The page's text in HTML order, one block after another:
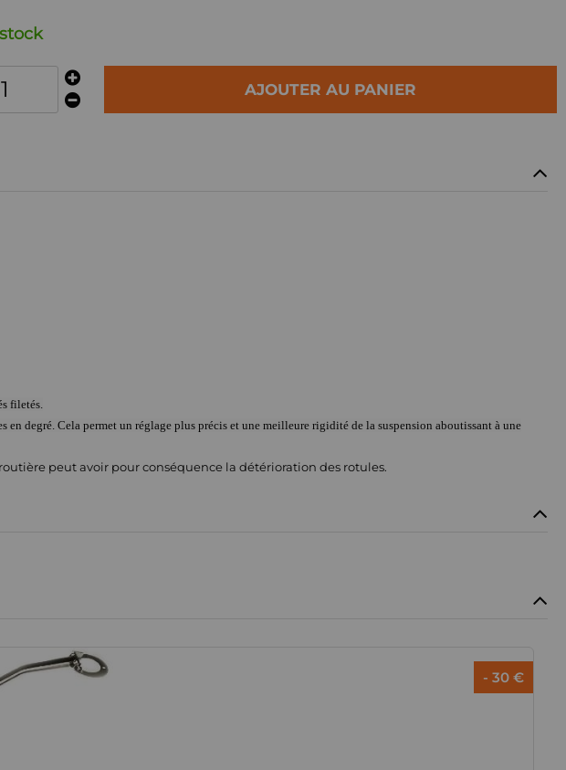
AJOUTER AU PANIER
filetés.
degré. Cela permet un réglage plus précis et une meilleure rigidité de la suspension aboutissant à une
peut avoir pour conséquence la détérioration des rotules.
- 30 €